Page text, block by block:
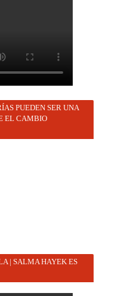
PUEDEN SER UNA
EL CAMBIO
| SALMA HAYEK ES